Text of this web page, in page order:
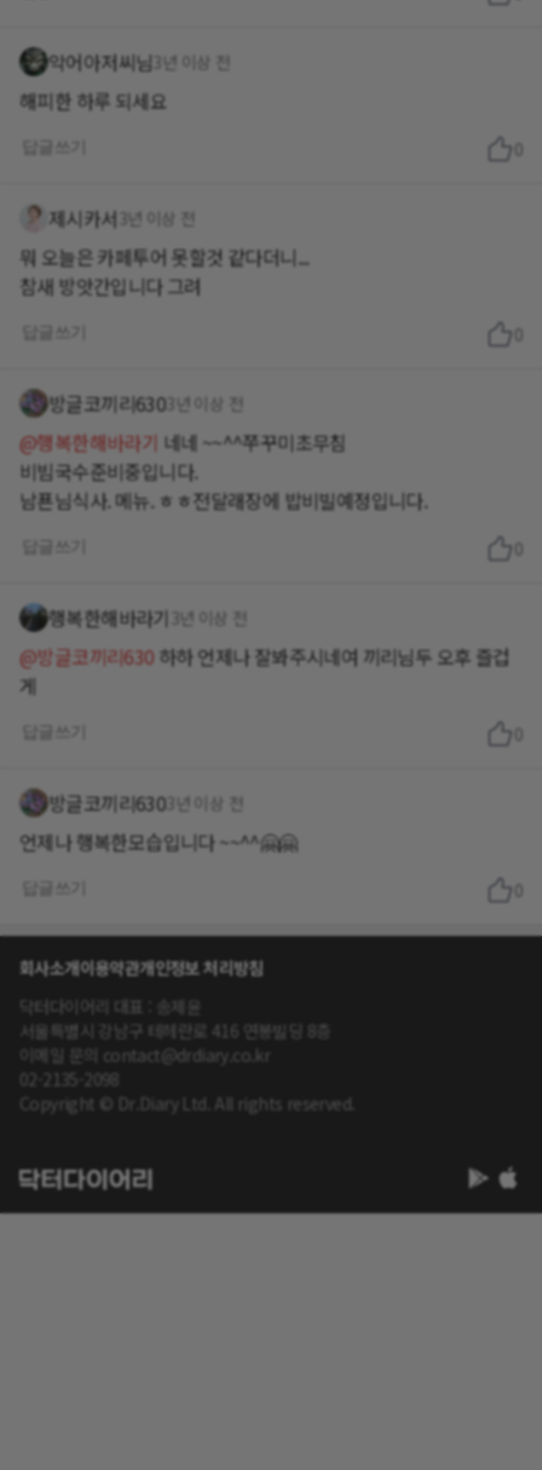
악어아저씨님 3년 이상 전
해피한 하루 되세요
제시카서 3년 이상 전
뭐 오늘은 카페투어 못할것 같다더니...
참새 방앗간입니다 그려
방글코끼리6303년 이상 전
@행복한해바라기 네네 ~~^^쭈꾸미초무침
비빔국수준비중입니다.
행복한해바라기 3년 이상 전
@방글코끼리630하하 언제나 잘봐주시네여 끼리님두 오후 즐겁
게
방글코끼리6303년 이상 전
언제나 행복한모습입니다 ~~^^🤗🤗
회사소개이용약관개인정보 처리방침
닥터다이어리 대표 : 송제윤
서울특별시 강남구 테헤란로 416 연봉빌딩 8층
이메일 문의 contact@drdiary.co.kr
02-2135-2098
Copyright © Dr.Diary Ltd. All rights reserved.